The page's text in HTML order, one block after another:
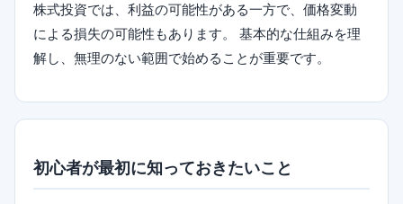
株式投資では、利益の可能性がある一方で、価格変動
による損失の可能性もあります。 基本的な仕組みを理
解し、無理のない範囲で始めることが重要です。
初心者が最初に知っておきたいこと